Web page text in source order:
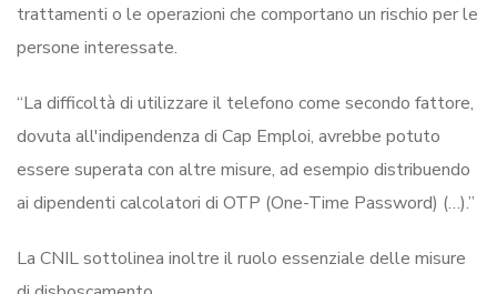
trattamenti o le operazioni che comportano un rischio per le
persone interessate.
“La difficoltà di utilizzare il telefono come secondo fattore,
dovuta all'indipendenza di Cap Emploi, avrebbe potuto
essere superata con altre misure, ad esempio distribuendo
ai dipendenti calcolatori di OTP (One-Time Password) (…).”
La CNIL sottolinea inoltre il ruolo essenziale delle misure